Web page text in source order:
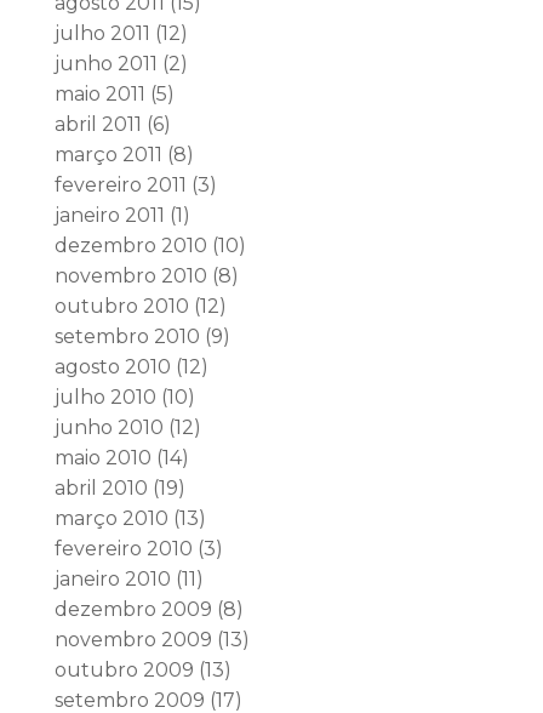
julho 2011 (12)
junho 2011 (2)
maio 2011 (5)
abril 2011 (6)
março 2011 (8)
fevereiro 2011 (3)
janeiro 2011 (1)
dezembro 2010 (10)
novembro 2010 (8)
outubro 2010 (12)
setembro 2010 (9)
agosto 2010 (12)
julho 2010 (10)
junho 2010 (12)
maio 2010 (14)
abril 2010 (19)
março 2010 (13)
fevereiro 2010 (3)
janeiro 2010 (11)
dezembro 2009 (8)
novembro 2009 (13)
outubro 2009 (13)
setembro 2009 (17)